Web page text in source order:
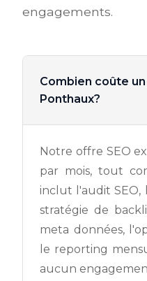
engagements.
Combien coûte un
Ponthaux?
Notre offre SEO
par mois, tout
inclut l'audit SEO,
stratégie de
meta données,
le reporting
aucun